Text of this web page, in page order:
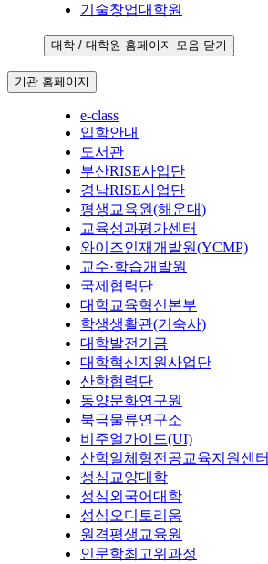
기술창업대학원
대학 / 대학원 홈페이지 모음 닫기
기관 홈페이지
e-class
입학안내
도서관
부산RISE사업단
경남RISE사업단
평생교육원(해운대)
교육성과평가센터
와이즈인재개발원(YCMP)
교수·학습개발원
국제협력단
대학교육혁신본부
학생생활관(기숙사)
대학발전기금
대학혁신지원사업단
산학협력단
동양문화연구원
북극물류연구소
비주얼가이드(UI)
산학일체형전공교육지원센터
성심교양대학
성심외국어대학
성심오디토리움
원격평생교육원
인문학최고위과정